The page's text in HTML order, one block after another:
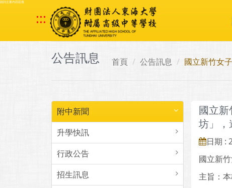
跳到主要內容區塊
:::
公告訊息 首頁 公告訊息 國立新竹女
附中新聞
升學快訊
行政公告
招生訊息
國立
坊」，
日期 :
國立新
主旨：